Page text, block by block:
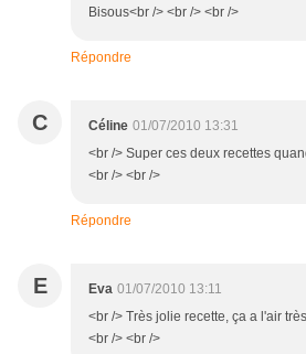
Bisous<br /> <br /> <br />
Répondre
C Céline 01/07/2010 13:31
<br /> Super ces deux recettes
<br /> <br />
Répondre
E Eva 01/07/2010 13:11
<br /> Très jolie recette, ça a l'air
<br /> <br />